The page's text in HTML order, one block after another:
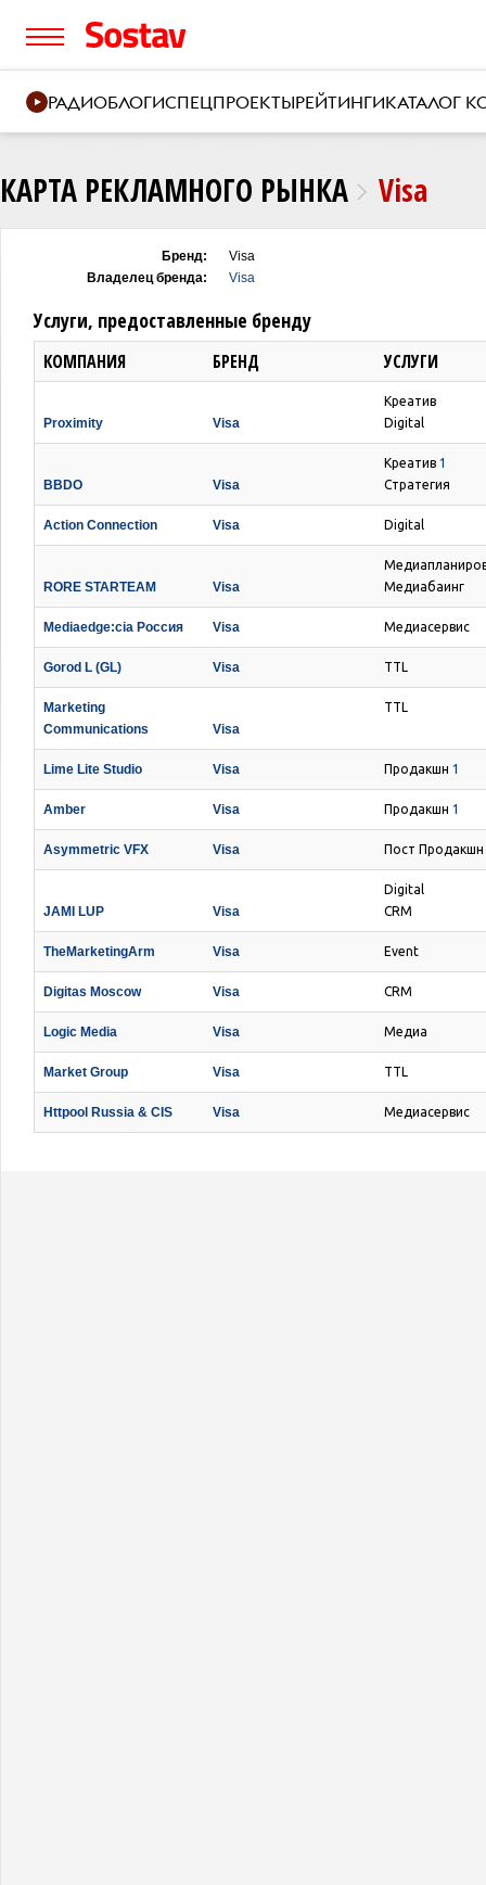
РАДИОБЛОГИСПЕЦПРОЕКТЫРЕЙТИНГИКАТАЛОГ
КАРТА РЕКЛАМНОГО РЫНКА Visa
Бренд:
Visa
Владелец бренда:
Visa
Услуги, предоставленные бренду
КОМПАНИЯ БРЕНД УСЛУГИ
Proximity Visa
Креатив
Digital
BBDO Visa
Креатив 1
Стратегия
Action Connection Visa Digital
RORE STARTEAM Visa
Медиабаинг
Mediaedge:cia Россия Visa Медиасервис
Gorod L (GL) Visa TTL
Marketing
Communications
Visa
TTL
Lime Lite Studio Visa Продакшн 1
Amber Visa Продакшн 1
Asymmetric VFX Visa Пост Продакшн
JAMI LUP Visa
Digital
CRM
TheMarketingArm Visa Event
Digitas Moscow Visa CRM
Logic Media Visa Медиа
Market Group Visa TTL
Httpool Russia & CIS Visa Медиасервис